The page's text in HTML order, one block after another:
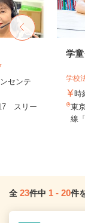
センテ
スリー
学
学校
時
東
線
全 23件中 1 - 20件